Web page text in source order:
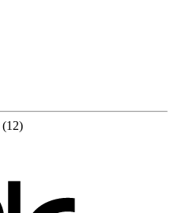
(12)